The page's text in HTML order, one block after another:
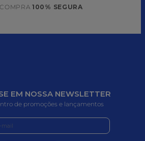
COMPRA 100% SEGURA
EM NOSSA NEWSLETTER
de promoções e lançamentos